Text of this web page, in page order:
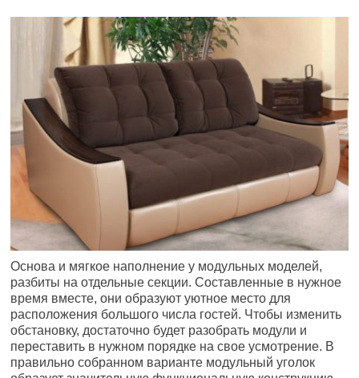
Основа и мягкое наполнение у модульных моделей,
разбиты на отдельные секции. Составленные в нужное
время вместе, они образуют уютное место для
расположения большого числа гостей. Чтобы изменить
обстановку, достаточно будет разобрать модули и
переставить в нужном порядке на свое усмотрение. В
правильно собранном варианте модульный уголок